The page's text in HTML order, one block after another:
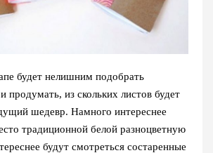
будет нелишним подобрать
продумать, из скольких листов будет
шедевр. Намного интереснее
традиционной белой разноцветную
будут смотреться состаренные